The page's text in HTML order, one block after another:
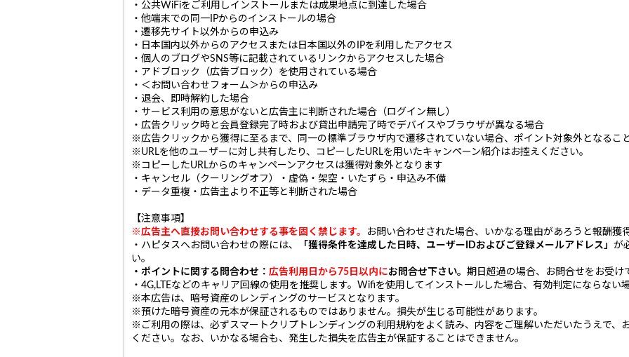
・公共WiFiをご利用しインストールまたは成果地点に到達した場合
・他端末での同一IPからのインストールの場合
・遷移先サイト以外からの申込み
・日本国内以外からのアクセスまたは日本国以外のIPを利用したアクセス
・個人のブログやSNS等に記載されているリンクからアクセスした場合
・アドブロック（広告ブロック）を使用されている場合
・＜お問い合わせフォーム＞からの申込み
・退会、即時解約した場合
・サービス利用の意思がないと広告主に判断された場合（ログイン無し）
・広告クリック時と会員登録完了時および貸出申請完了時でデバイスやブラウザが異なる場合
※広告クリックから獲得に至るまで、同一の標準ブラウザ内で遷移されていない場合、ポイント対象外となるこ
※URLを他のユーザーに対し共有したり、コピーしたURLを用いたキャンペーン紹介はお控えください。
※コピーしたURLからのキャンペーンアクセスは獲得対象外となります
・キャンセル（クーリングオフ）・虚偽・架空・いたずら・申込み不備
・データ重複・広告主より不正等と判断された場合
【注意事項】
※広告主へ直接お問い合わせする事を固く禁じます。
お問い合わせされた場合、いかなる理由があろうと報酬獲
・ハピタスへお問い合わせの際には、
「獲得条件を達成した日時、ユーザーIDおよびご登録メールアドレス」 が
い。
・ポイントに関する問合わせ： 広告利用日から75日以内にお問合せ下さい。 期日超過の場合、お問合せをお受け
・4G,LTEなどのキャリア回線の使用を推奨します。Wifiを使用してインストールした場合、有効判定にならない
※本広告は、暗号資産のレンディングのサービスとなります。
※預けた暗号資産の元本が保証されるものではありません。損失が生じる可能性があります。
※ご利用の際は、必ずスマートクリプトレンディングの利用規約をよく読み、内容をご理解いただいたうえで、
ください。なお、いかなる場合も、発生した損失を広告主が保証することはできません。